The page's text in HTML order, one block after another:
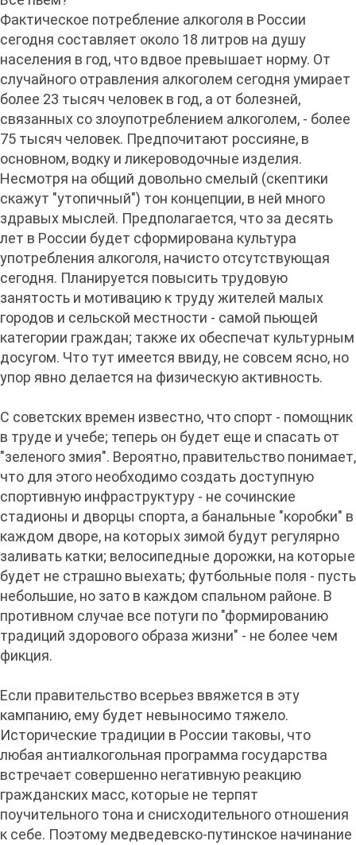
Фактическое потребление алкоголя в России
сегодня составляет около 18 литров на душу
населения в год, что вдвое превышает норму. От
случайного отравления алкоголем сегодня умирает
более 23 тысяч человек в год, а от болезней,
связанных со злоупотреблением алкоголем, - более
75 тысяч человек. Предпочитают россияне, в
основном, водку и ликероводочные изделия.
Несмотря на общий довольно смелый (скептики
скажут "утопичный") тон концепции, в ней много
здравых мыслей. Предполагается, что за десять
лет в России будет сформирована культура
употребления алкоголя, начисто отсутствующая
сегодня. Планируется повысить трудовую
занятость и мотивацию к труду жителей малых
городов и сельской местности - самой пьющей
категории граждан; также их обеспечат культурным
досугом. Что тут имеется ввиду, не совсем ясно, но
упор явно делается на физическую активность.
С советских времен известно, что спорт - помощник
в труде и учебе; теперь он будет еще и спасать от
"зеленого змия". Вероятно, правительство понимает,
что для этого необходимо создать доступную
спортивную инфраструктуру - не сочинские
стадионы и дворцы спорта, а банальные "коробки" в
каждом дворе, на которых зимой будут регулярно
заливать катки; велосипедные дорожки, на которые
будет не страшно выехать; футбольные поля - пусть
небольшие, но зато в каждом спальном районе. В
противном случае все потуги по "формированию
традиций здорового образа жизни" - не более чем
фикция.
Если правительство всерьез ввяжется в эту
кампанию, ему будет невыносимо тяжело.
Исторические традиции в России таковы, что
любая антиалкогольная программа государства
встречает совершенно негативную реакцию
гражданских масс, которые не терпят
поучительного тона и снисходительного отношения
к себе. Поэтому медведевско-путинское начинание